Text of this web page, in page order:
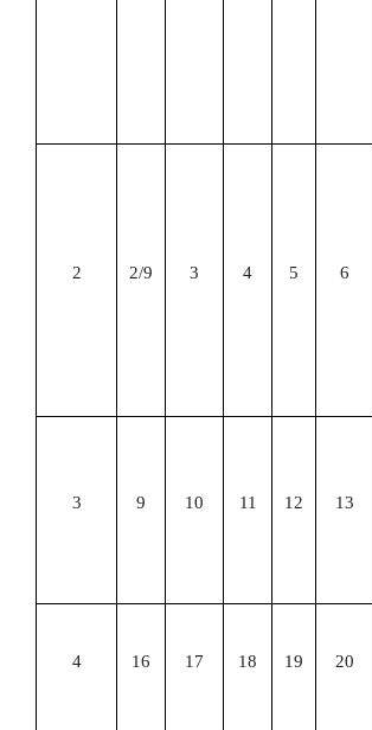
2 2/9 3 4 5 6
3 9 10 11 12 13
4 16 17 18 19 20